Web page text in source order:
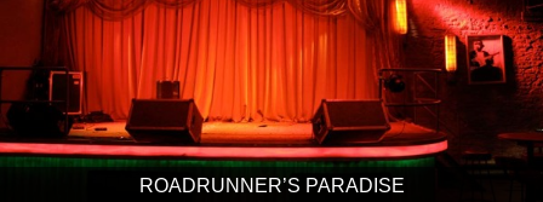
ROADRUNNER’S PARADISE